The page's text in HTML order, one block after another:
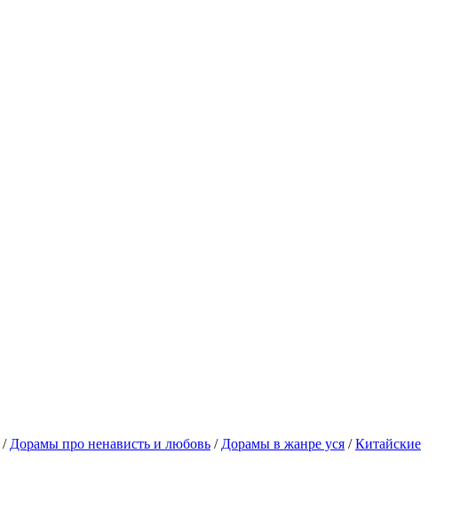
/ Дорамы про ненависть и любовь / Дорамы в жанре уся /Китайские